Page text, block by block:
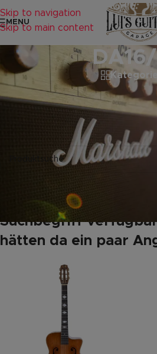
Skip to navigation
Skip to main content
MENU
Startseite Produkte
Es wurden keine Produkte
Leider keine
Suchbegriff
hätten da ein paar